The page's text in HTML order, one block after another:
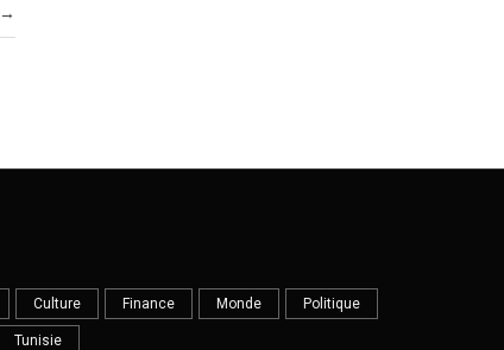
→
Culture Finance Monde Politique
Tunisie